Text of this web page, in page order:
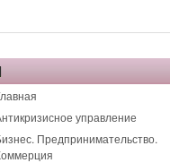
управление
Предпринимательство.